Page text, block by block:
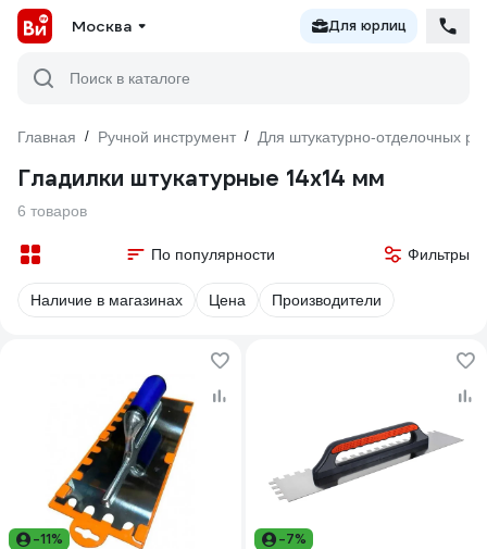
Москва Для юрлиц
Поиск в каталоге
Главная / Ручной инструмент / Для штукатурно-отделочных
Гладилки штукатурные 14х14 мм
6 товаров
По популярности Фильтры
Наличие в магазинах Цена Производители
-11% -7%